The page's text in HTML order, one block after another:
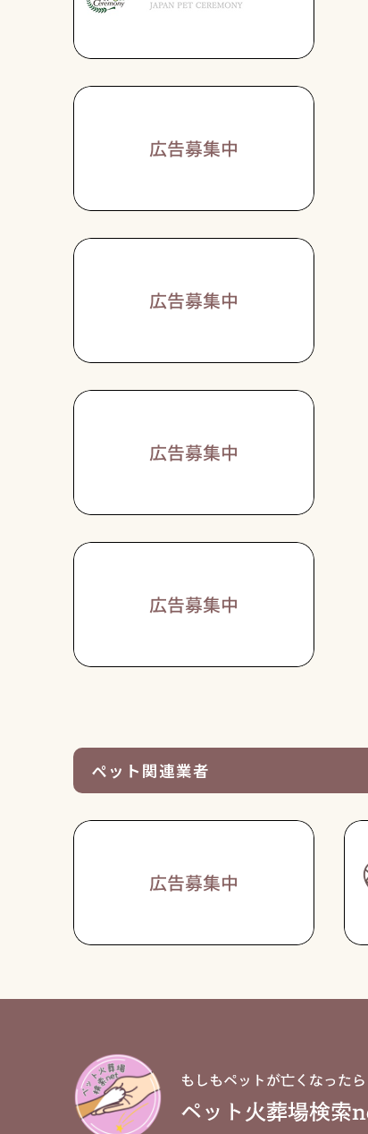
ペット関連業者